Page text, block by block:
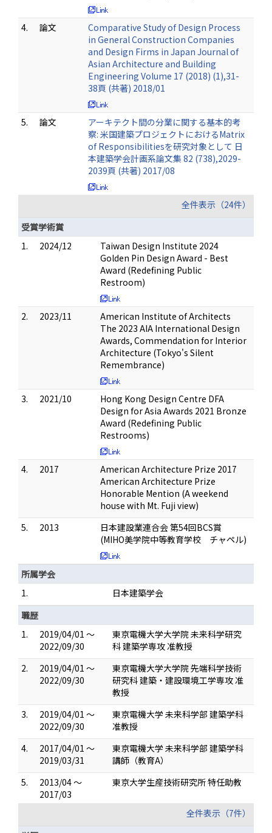
4. 論文
Comparative Study of Design Process
in General Construction Companies
and Design Firms in Japan Journal of
Asian Architecture and Building
Engineering Volume 17 (2018) (1),31-
38頁 (共著) 2018/01
5. 論文
アーキテクト間の分業に関する基本的考
察: 米国建築プロジェクトにおけるMatrix
of Responsibilitiesを研究対象として 日
本建築学会計画系論文集 82 (738),2029-
2039頁 (共著) 2017/08
全件表示（24件）
受賞学術賞
1.
2024/12
Taiwan Design Institute 2024
Golden Pin Design Award - Best
Award (Redefining Public
Restroom)
2. 2023/11
American Institute of Architects
The 2023 AIA International Design
Awards, Commendation for Interior
Architecture (Tokyo's Silent
Remembrance)
3. 2021/10
Hong Kong Design Centre DFA
Design for Asia Awards 2021 Bronze
Award (Redefining Public
Restrooms)
4. 2017
American Architecture Prize 2017
American Architecture Prize
Honorable Mention (A weekend
house with Mt. Fuji view)
5.
2013
日本建設業連合会 第54回BCS賞
(MIHO美学院中等教育学校 チャペル)
所属学会
1.
日本建築学会
職歴
1.
2019/04/01 ～
2022/09/30
東京電機大学大学院 未来科学研究
科 建築学専攻 准教授
2.
2019/04/01 ～
2022/09/30
東京電機大学大学院 先端科学技術
研究科 建築・建設環境工学専攻 准
教授
3.
2019/04/01 ～
2022/09/30
東京電機大学 未来科学部 建築学科
准教授
4.
2017/04/01 ～
2019/03/31
東京電機大学 未来科学部 建築学科
講師（教育A）
5.
2013/04 ～
2017/03
東京大学生産技術研究所 特任助教
全件表示（7件）